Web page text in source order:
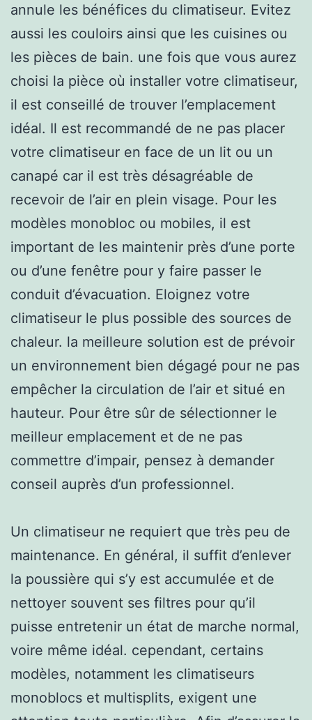
annule les bénéfices du climatiseur. Evitez
aussi les couloirs ainsi que les cuisines ou
les pièces de bain. une fois que vous aurez
choisi la pièce où installer votre climatiseur,
il est conseillé de trouver l’emplacement
idéal. Il est recommandé de ne pas placer
votre climatiseur en face de un lit ou un
canapé car il est très désagréable de
recevoir de l’air en plein visage. Pour les
modèles monobloc ou mobiles, il est
important de les maintenir près d’une porte
ou d’une fenêtre pour y faire passer le
conduit d’évacuation. Eloignez votre
climatiseur le plus possible des sources de
chaleur. la meilleure solution est de prévoir
un environnement bien dégagé pour ne pas
empêcher la circulation de l’air et situé en
hauteur. Pour être sûr de sélectionner le
meilleur emplacement et de ne pas
commettre d’impair, pensez à demander
conseil auprès d’un professionnel.
Un climatiseur ne requiert que très peu de
maintenance. En général, il suffit d’enlever
la poussière qui s’y est accumulée et de
nettoyer souvent ses filtres pour qu’il
puisse entretenir un état de marche normal,
voire même idéal. cependant, certains
modèles, notamment les climatiseurs
monoblocs et multisplits, exigent une